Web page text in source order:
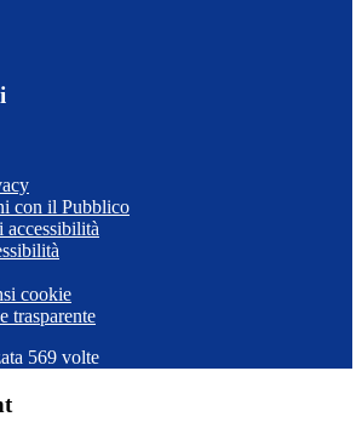
con il Pubblico
cookie
trasparente
569 volte